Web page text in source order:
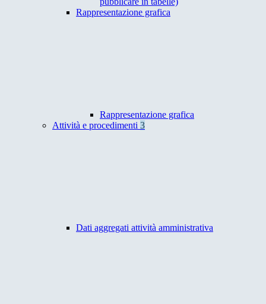
Rappresentazione grafica
Rappresentazione grafica
Attività e procedimenti 3
Dati aggregati attività amministrativa